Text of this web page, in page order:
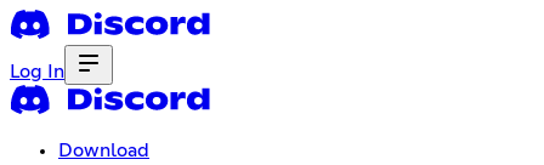
Log In
Download